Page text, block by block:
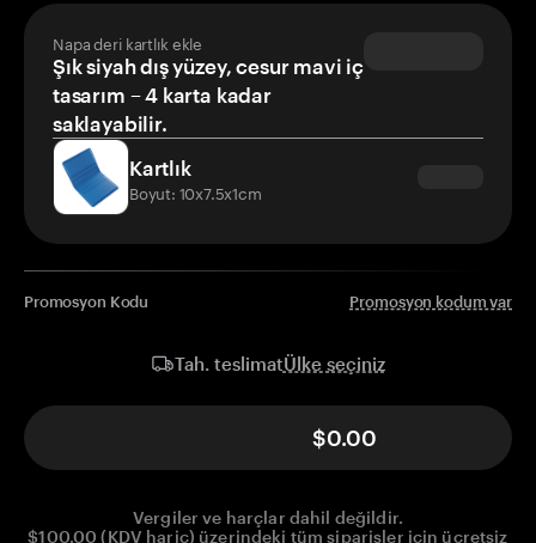
Napa deri kartlık ekle
Şık siyah dış yüzey, cesur mavi iç
tasarım – 4 karta kadar
saklayabilir.
Kartlık
Boyut: 10x7.5x1cm
Promosyon Kodu Promosyon kodum var
Tah. teslimatÜlke seçiniz
$0.00
Vergiler ve harçlar dahil değildir.
$100.00 (KDV hariç) üzerindeki tüm siparişler için ücretsiz